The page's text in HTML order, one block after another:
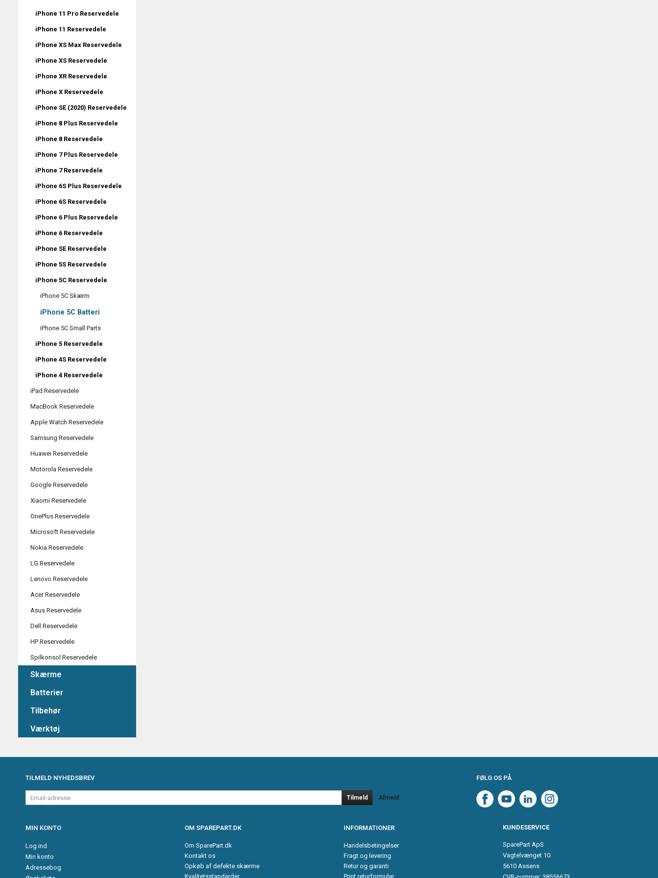
iPhone 11 Pro Reservedele
iPhone 11 Reservedele
iPhone XS Max Reservedele
iPhone XS Reservedele
iPhone XR Reservedele
iPhone X Reservedele
iPhone SE (2020) Reservedele
iPhone 8 Plus Reservedele
iPhone 8 Reservedele
iPhone 7 Plus Reservedele
iPhone 7 Reservedele
iPhone 6S Plus Reservedele
iPhone 6S Reservedele
iPhone 6 Plus Reservedele
iPhone 6 Reservedele
iPhone SE Reservedele
iPhone 5S Reservedele
iPhone 5C Reservedele
iPhone 5C Skærm
iPhone 5C Batteri
iPhone 5C Small Parts
iPhone 5 Reservedele
iPhone 4S Reservedele
iPhone 4 Reservedele
iPad Reservedele
MacBook Reservedele
Apple Watch Reservedele
Samsung Reservedele
Huawei Reservedele
Motorola Reservedele
Google Reservedele
Xiaomi Reservedele
OnePlus Reservedele
Microsoft Reservedele
Nokia Reservedele
LG Reservedele
Lenovo Reservedele
Acer Reservedele
Asus Reservedele
Dell Reservedele
HP Reservedele
Spilkonsol Reservedele
Skærme
Batterier
Tilbehør
Værktøj
TILMELD NYHEDSBREV
Email-
adresse
Tilmeld Afmeld
FØLG OS PÅ
MIN KONTO
Log ind
Min konto
Adressebog
OM SPAREPART.DK
Om SparePart.dk
Kontakt os
Opkøb af defekte skærme
Kvalitetsstandarder
INFORMATIONER
Handelsbetingelser
Fragt og levering
Retur og garanti
Print returformular
KUNDESERVICE
SparePart ApS
Vagtelvænget 10
5610 Assens